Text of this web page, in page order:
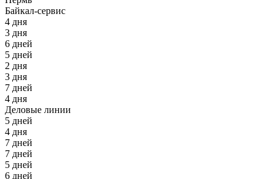
Байкал-сервис
4 дня
3 дня
6 дней
5 дней
2 дня
3 дня
7 дней
4 дня
Деловые линии
5 дней
4 дня
7 дней
7 дней
5 дней
6 дней